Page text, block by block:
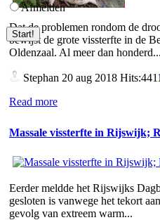
Dat de problemen rondom de
bewijst de grote vissterfte in de
Oldenzaal. Al meer dan honderd...
Stephan 20 aug 2018
Read more
Massale vissterfte in Rijswijk;
Eerder meldde het Rijswijks
gesloten is vanwege het tekort
gevolg van extreem warm...
Afmelden